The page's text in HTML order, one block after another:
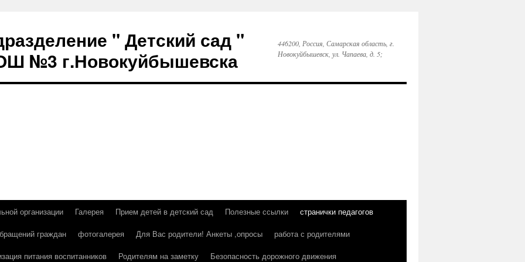
" Детский сад "
№3 г.Новокуйбышевска
446200, Россия, Самарская область, г.
Новокуйбышевск, ул. Чапаева, д. 5;
организации Галерея Прием детей в детский сад Полезные ссылки
странички педагогов
граждан фотогалерея Для Вас родители! Анкеты ,опросы
работа с родителями
питания воспитанников Родителям на заметку
Безопасность дорожного движения